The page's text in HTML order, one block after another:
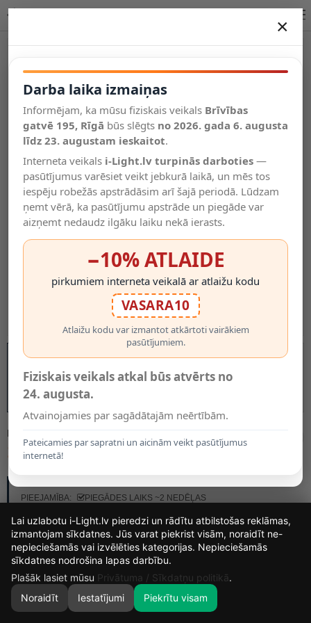
Salīdzināt
Vēlmju
saraksts
Valodas
0
MODELIS:
101.50€
PIEEJAMĪBA:
PIEGĀDES LAIKS ~2 NEDĒĻAS
×
Darba laika izmaiņas
Informējam, ka mūsu fiziskais veikals Brīvības
gatvē 195, Rīgā būs slēgts no 2026. gada 6. augusta
līdz 23. augustam ieskaitot.
Interneta veikals i-Light.lv turpinās darboties —
pasūtījumus varēsiet veikt jebkurā laikā, un mēs tos
iespēju robežās apstrādāsim arī šajā periodā. Lūdzam
ņemt vērā, ka pasūtījumu apstrāde un piegāde var
aizņemt nedaudz ilgāku laiku nekā ierasts.
−10% ATLAIDE
pirkumiem interneta veikalā ar atlaižu kodu
VASARA10
Atlaižu kodu var izmantot atkārtoti vairākiem
pasūtījumiem.
Fiziskais veikals atkal būs atvērts no
24. augusta.
Atvainojamies par sagādātajām neērtībām.
Pateicamies par sapratni un aicinām veikt pasūtījumus
internetā!
16
DIENAS
11
STUNDAS
13
MIN.
48
Lai uzlabotu i-Light.lv pieredzi un rādītu atbilstošas reklāmas,
izmantojam sīkdatnes. Jūs varat piekrist visām, noraidīt ne-
nepieciešamās vai izvēlēties kategorijas. Nepieciešamās
sīkdatnes nodrošina lapas darbību.
Plašāk lasiet mūsu Privātuma / Sīkdatņu politikā.
Noraidīt
Iestatījumi Piekrītu visam